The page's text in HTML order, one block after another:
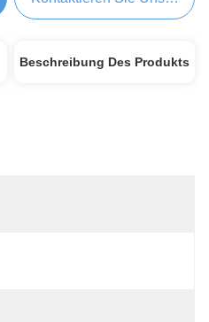
Beschreibung Des Produkts